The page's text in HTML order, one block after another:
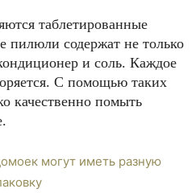
таблетированные
пилюли содержат не только
и соль. Каждое
С помощью таких
качественно помыть